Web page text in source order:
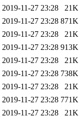
2019-11-27 23:28
21K
2019-11-27 23:28 871K
2019-11-27 23:28
21K
2019-11-27 23:28 913K
2019-11-27 23:28
21K
2019-11-27 23:28 738K
2019-11-27 23:28
21K
2019-11-27 23:28 771K
2019-11-27 23:28
21K